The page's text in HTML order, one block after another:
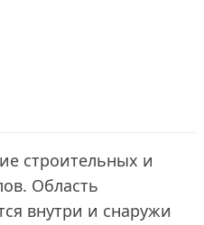
строительных и
Область
внутри и снаружи